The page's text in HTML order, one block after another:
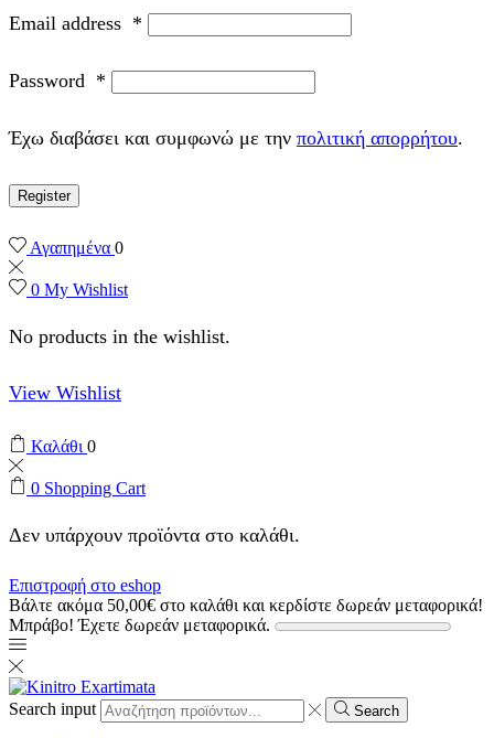
Email address *
Password *
Έχω διαβάσει και συμφωνώ με την πολιτική απορρήτου.
Register
Αγαπημένα 0
0 My Wishlist
No products in the wishlist.
View Wishlist
Καλάθι 0
0 Shopping Cart
Δεν υπάρχουν προϊόντα στο καλάθι.
Επιστροφή στο eshop
Βάλτε ακόμα 50,00€ στο καλάθι και κερδίστε δωρεάν μεταφορικά!
Μπράβο! Έχετε δωρεάν μεταφορικά.
Search input Search